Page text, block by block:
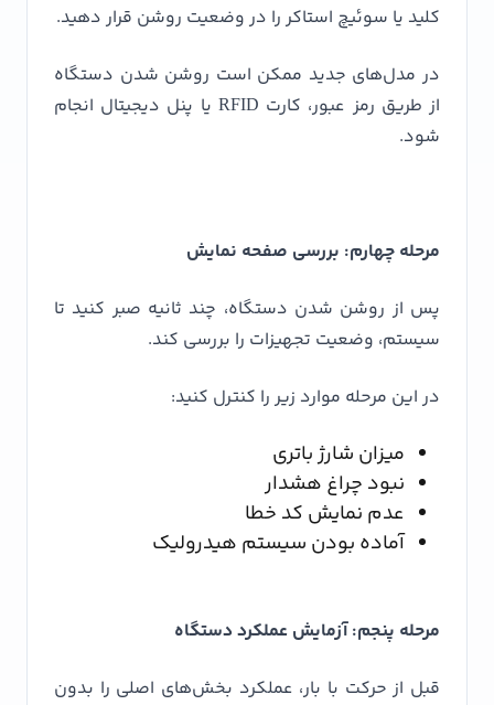
کلید یا سوئیچ استاکر را در وضعیت روشن قرار دهید.
در مدل‌های جدید ممکن است روشن شدن دستگاه
از طریق رمز عبور، کارت RFID یا پنل دیجیتال انجام
شود.
مرحله چهارم: بررسی صفحه نمایش
پس از روشن شدن دستگاه، چند ثانیه صبر کنید تا
سیستم، وضعیت تجهیزات را بررسی کند.
در این مرحله موارد زیر را کنترل کنید:
میزان شارژ باتری
نبود چراغ هشدار
عدم نمایش کد خطا
آماده بودن سیستم هیدرولیک
مرحله پنجم: آزمایش عملکرد دستگاه
قبل از حرکت با بار، عملکرد بخش‌های اصلی را بدون